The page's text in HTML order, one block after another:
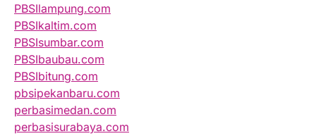
PBSIlampung.com
PBSIkaltim.com
PBSIsumbar.com
PBSIbaubau.com
PBSIbitung.com
pbsipekanbaru.com
perbasimedan.com
perbasisurabaya.com